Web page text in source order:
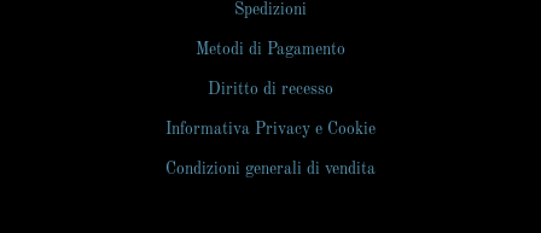
Spedizioni
Metodi di Pagamento
Diritto di recesso
Informativa Privacy e Cookie
Condizioni generali di vendita